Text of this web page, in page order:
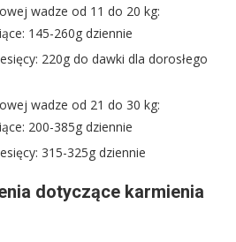
wadze od 11 do 20 kg:
145-260g dziennie
220g do dawki dla dorosłego
wadze od 21 do 30 kg:
200-385g dziennie
315-325g dziennie
dotyczące karmienia